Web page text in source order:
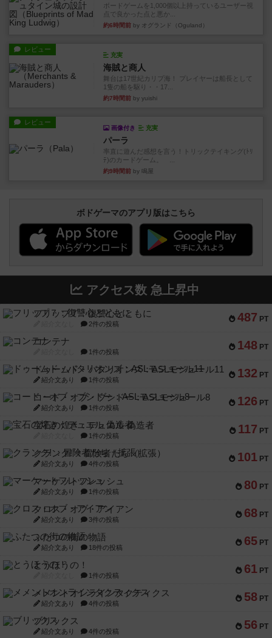
ボードゲームを1,000個以上持っているユーザー視
点で良かった点と悪か...
約6時間前 by オグランド（Oguland）
レビュー
充実
海賊と商人
舞台は17世紀カリブ海！ プレイヤーは船長として
1隻の船を駆り・・17...
約7時間前 by yuishi
レビュー
画像付き 充実
パーラ
率直に遊んだ感想を言う！トリックテイキング(ﾄﾘ
ﾃ)のカードゲーム。 ...
約9時間前 by 鳴屋
ボドゲーマのアプリ版はこちら
アクセス数 急上昇中
487 PT
フリップ７：復讐心とともに
2件の投稿
148 PT
コンテナ
1件の投稿
132 PT
ドゥームド・バタリオンズ：ASLモジュール11
紹介文あり 1件の投稿
126 PT
コード・オブ・ブシドー：ASLモジュール8
紹介文あり 1件の投稿
117 PT
宝石の煌き：デュエル 偽造者
1件の投稿
101 PT
クランク! ：冒険者たち（拡張）
紹介文あり 4件の投稿
80 PT
マーケットフレッシュ
紹介文あり 1件の投稿
68 PT
クロス・オブ・アイアン
紹介文あり 3件の投稿
65 PT
ふたつの街の物語
紹介文あり 18件の投稿
61 PT
とうほうの！
1件の投稿
58 PT
メメントオンラインタクティクス
紹介文あり 4件の投稿
56 PT
ブリックス
紹介文あり 4件の投稿